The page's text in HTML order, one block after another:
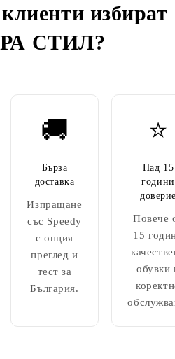
избират
СТИЛ?
🚚
Бърза
доставка
Изпращане
със Speedy
с опция
преглед и
тест за
България.
⭐
Над 15
години
Повече
15
обувки